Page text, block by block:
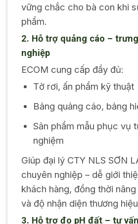
vững chắc cho bà con khi
phẩm.
2. Hỗ trợ quảng cáo –
nghiệp
ECOM cung cấp đầy đủ:
Tờ rơi, ấn phẩm kỹ thuật
Bảng quảng cáo, bảng
Sản phẩm mẫu phục vụ
nghiệm
Giúp đại lý CTY NLS SƠN
chuyên nghiệp – dễ giới
khách hàng, đồng thời
và độ nhận diện thương
3. Hỗ trợ đo pH đất – tư